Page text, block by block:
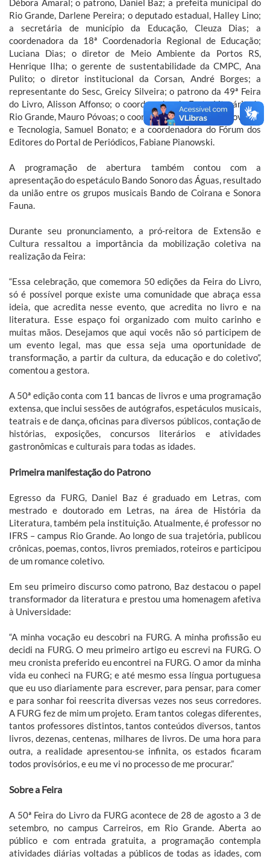
Débora Amaral; o patrono, Daniel Baz; a prefeita municipal do
Rio Grande, Darlene Pereira; o deputado estadual, Halley Lino;
a secretária de município da Educação, Cleuza Dias; a
coordenadora da 18ª Coordenadoria Regional de Educação;
Luciana Dias; o diretor de Meio Ambiente da Portos RS,
Henrique Ilha; o gerente de sustentabilidade da CMPC, Ana
Pulito; o diretor institucional da Corsan, André Borges; a
representante do Sesc, Greicy Silveira; o patrono da 49ª Feira
do Livro, Alisson Affonso; o coordenador da Festa Literária do
Rio Grande, Mauro Póvoas; o coordenador da Feira de Inovação
e Tecnologia, Samuel Bonato; e a coordenadora do Fórum dos
Editores do Portal de Periódicos, Fabiane Pianowski.
A programação de abertura também contou com a
apresentação do espetáculo Bando Sonoro das Águas, resultado
da união entre os grupos musicais Bando de Coirana e Sonora
Fauna.
Durante seu pronunciamento, a pró-reitora de Extensão e
Cultura ressaltou a importância da mobilização coletiva na
realização da Feira:
“Essa celebração, que comemora 50 edições da Feira do Livro,
só é possível porque existe uma comunidade que abraça essa
ideia, que acredita nesse evento, que acredita no livro e na
literatura. Esse espaço foi organizado com muito carinho e
muitas mãos. Desejamos que aqui vocês não só participem de
um evento legal, mas que essa seja uma oportunidade de
transformação, a partir da cultura, da educação e do coletivo”,
comentou a gestora.
A 50ª edição conta com 11 bancas de livros e uma programação
extensa, que inclui sessões de autógrafos, espetáculos musicais,
teatrais e de dança, oficinas para diversos públicos, contação de
histórias, exposições, concursos literários e atividades
gastronômicas e culturais para todas as idades.
Primeira manifestação do Patrono
Egresso da FURG, Daniel Baz é graduado em Letras, com
mestrado e doutorado em Letras, na área de História da
Literatura, também pela instituição. Atualmente, é professor no
IFRS – campus Rio Grande. Ao longo de sua trajetória, publicou
crônicas, poemas, contos, livros premiados, roteiros e participou
de um romance coletivo.
Em seu primeiro discurso como patrono, Baz destacou o papel
transformador da literatura e prestou uma homenagem afetiva
à Universidade:
“A minha vocação eu descobri na FURG. A minha profissão eu
decidi na FURG. O meu primeiro artigo eu escrevi na FURG. O
meu cronista preferido eu encontrei na FURG. O amor da minha
vida eu conheci na FURG; e até mesmo essa língua portuguesa
que eu uso diariamente para escrever, para pensar, para comer
e para sonhar foi reescrita diversas vezes nos seus corredores.
A FURG fez de mim um projeto. Eram tantos colegas diferentes,
tantos professores distintos, tantos conteúdos diversos, tantos
livros, dezenas, centenas, milhares de livros. De uma hora para
outra, a realidade apresentou-se infinita, os estados ficaram
todos provisórios, e eu me vi no processo de me procurar.”
Sobre a Feira
A 50ª Feira do Livro da FURG acontece de 28 de agosto a 3 de
setembro, no campus Carreiros, em Rio Grande. Aberta ao
público e com entrada gratuita, a programação contempla
atividades diárias voltadas a públicos de todas as idades, com